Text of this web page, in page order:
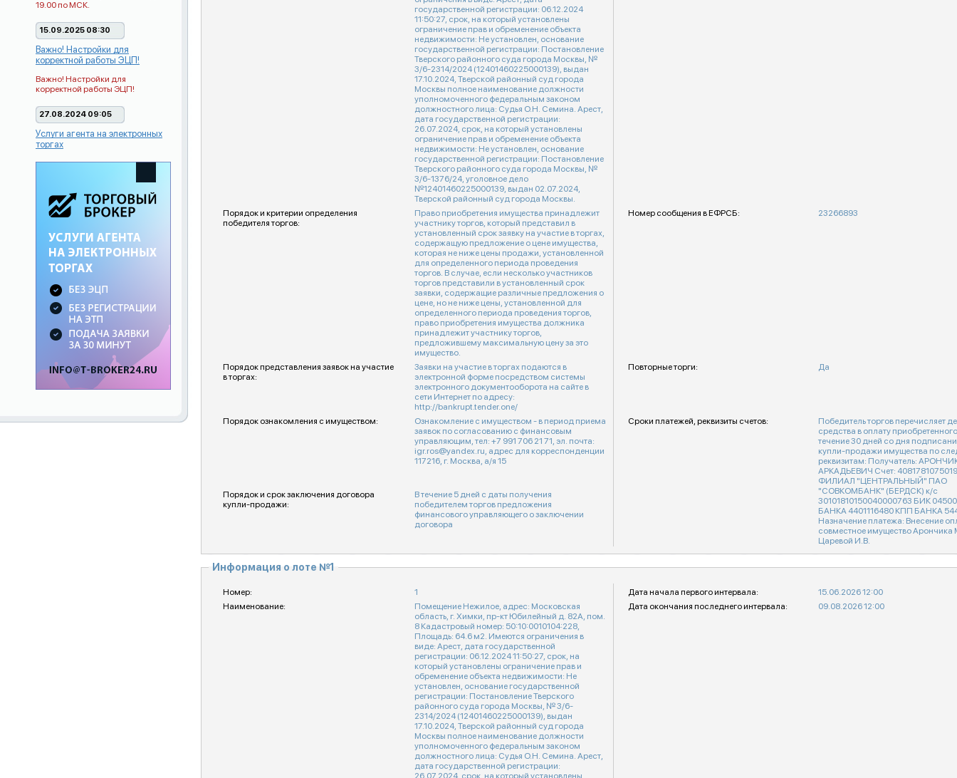
19.00 по МСК.
15.09.2025 08:30
Важно! Настройки для
корректной работы ЭЦП!
Важно! Настройки для
корректной работы ЭЦП!
27.08.2024 09:05
Услуги агента на электронных
торгах
государственной регистрации: 06.12.2024
11:50:27, срок, на который установлены
ограничение прав и обременение объекта
недвижимости: Не установлен, основание
государственной регистрации: Постановление
Тверского районного суда города Москвы, №
3/6-2314/2024 (12401460225000139), выдан
17.10.2024, Тверской районный суд города
Москвы полное наименование должности
уполномоченного федеральным законом
должностного лица: Судья О.Н. Семина. Арест,
дата государственной регистрации:
26.07.2024, срок, на который установлены
ограничение прав и обременение объекта
недвижимости: Не установлен, основание
государственной регистрации: Постановление
Тверского районного суда города Москвы, №
3/6-1376/24, уголовное дело
№12401460225000139, выдан 02.07.2024,
Тверской районный суд города Москвы.
Порядок и критерии определения
победителя торгов:
Право приобретения имущества принадлежит
участнику торгов, который представил в
установленный срок заявку на участие в торгах,
содержащую предложение о цене имущества,
которая не ниже цены продажи, установленной
для определенного периода проведения
торгов. В случае, если несколько участников
торгов представили в установленный срок
заявки, содержащие различные предложения о
цене, но не ниже цены, установленной для
определенного периода проведения торгов,
право приобретения имущества должника
принадлежит участнику торгов,
предложившему максимальную цену за это
имущество.
Номер сообщения в ЕФРСБ: 23266893
Порядок представления заявок на участие
в торгах:
Заявки на участие в торгах подаются в
электронной форме посредством системы
электронного документооборота на сайте в
сети Интернет по адресу:
http://bankrupt.tender.one/
Повторные торги: Да
Порядок ознакомления с имуществом:
Ознакомление с имуществом - в период приема
заявок по согласованию с финансовым
управляющим, тел: +7 991 706 21 71, эл. почта:
igr.ros@yandex.ru, адрес для корреспонденции
117216, г. Москва, а/я 15
Сроки платежей, реквизиты счетов:
Победитель торгов перечисляет
средства в оплату
течение 30 дней со дня
купли-продажи имущества по
реквизитам: Получатель:
АРКАДЬЕВИЧ Счет: 40817810750191480192 в
ФИЛИАЛ "ЦЕНТРАЛЬНЫЙ" ПАО
"СОВКОМБАНК" (БЕРДСК) к/с
30101810150040000763 БИК 045004763 ИНН
БАНКА 4401116480 КПП БАНКА 544543001
Назначение платежа: Внесение
совместное имущество Арончика
Царевой И.В.
Порядок и срок заключения договора
купли-продажи:
В течение 5 дней с даты получения
победителем торгов предложения
финансового управляющего о заключении
договора
Информация о лоте №1
Номер: 1 Дата начала первого интервала:
15.06.2026 12:00
Наименование:
Помещение Нежилое, адрес: Московская
область, г. Химки, пр-кт Юбилейный д. 82А, пом.
8 Кадастровый номер: 50:10:0010104:228,
Площадь: 64.6 м2. Имеются ограничения в
виде: Арест, дата государственной
регистрации: 06.12.2024 11:50:27, срок, на
который установлены ограничение прав и
обременение объекта недвижимости: Не
установлен, основание государственной
регистрации: Постановление Тверского
районного суда города Москвы, № 3/6-
2314/2024 (12401460225000139), выдан
17.10.2024, Тверской районный суд города
Москвы полное наименование должности
уполномоченного федеральным законом
должностного лица: Судья О.Н. Семина. Арест,
дата государственной регистрации:
26.07.2024, срок, на который установлены
Дата окончания последнего интервала: 09.08.2026 12:00